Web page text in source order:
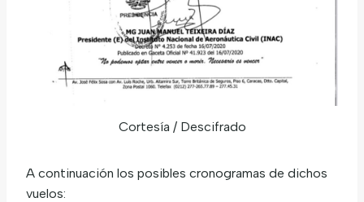
Cortesía / Descifrado
A continuación los posibles cronogramas de dichos
vuelos: